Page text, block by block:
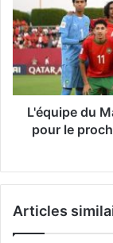
sa
ruse
des
moins
de
17
ans
se
qualifie
pour
tour
la
L'équipe du
pour le
Articles